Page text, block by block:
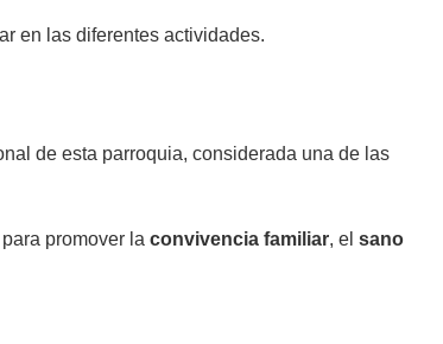
en las diferentes actividades.
de esta parroquia, considerada una de las
promover la convivencia familiar, el sano